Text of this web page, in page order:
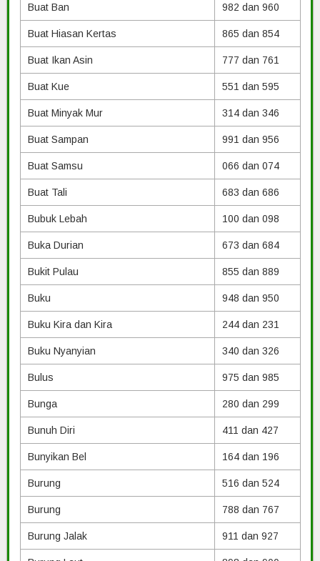
Buat Ban 982 dan 960
Buat Hiasan Kertas 865 dan 854
Buat Ikan Asin 777 dan 761
Buat Kue 551 dan 595
Buat Minyak Mur 314 dan 346
Buat Sampan 991 dan 956
Buat Samsu 066 dan 074
Buat Tali 683 dan 686
Bubuk Lebah 100 dan 098
Buka Durian 673 dan 684
Bukit Pulau 855 dan 889
Buku 948 dan 950
Buku Kira dan Kira 244 dan 231
Buku Nyanyian 340 dan 326
Bulus 975 dan 985
Bunga 280 dan 299
Bunuh Diri 411 dan 427
Bunyikan Bel 164 dan 196
Burung 516 dan 524
Burung 788 dan 767
Burung Jalak 911 dan 927